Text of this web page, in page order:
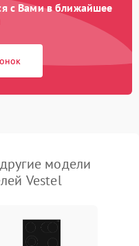
с Вами в ближайшее
модели
Vestel